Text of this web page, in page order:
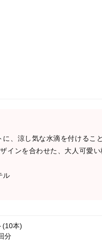
、涼し気な水滴を付けるこ
インを合わせた、大人可愛い
ル
(10本)
分